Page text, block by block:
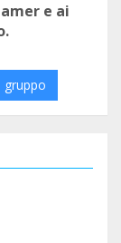
e ai
gruppo